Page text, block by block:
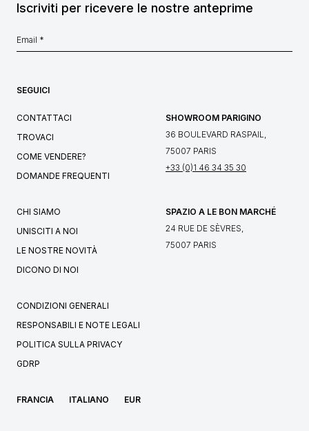
Iscriviti per ricevere le nostre anteprime
SEGUICI
CONTATTACI
TROVACI
COME VENDERE?
DOMANDE FREQUENTI
SHOWROOM PARIGINO
36 BOULEVARD RASPAIL,
75007 PARIS
+33 (0)1 46 34 35 30
CHI SIAMO
UNISCITI A NOI
LE NOSTRE NOVITÀ
DICONO DI NOI
SPAZIO A LE BON MARCHÉ
24 RUE DE SÈVRES,
75007 PARIS
CONDIZIONI GENERALI
RESPONSABILI E NOTE LEGALI
POLITICA SULLA PRIVACY
GDRP
FRANCIA ITALIANO EUR